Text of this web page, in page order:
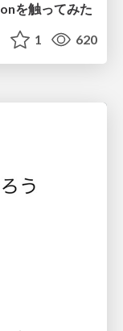
を触ってみた
1 620